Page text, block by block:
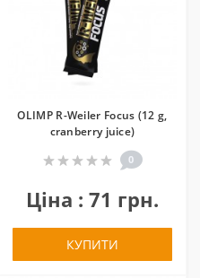
OLIMP R-Weiler Focus (12 g,
cranberry juice)
0
Ціна : 71 грн.
КУПИТИ